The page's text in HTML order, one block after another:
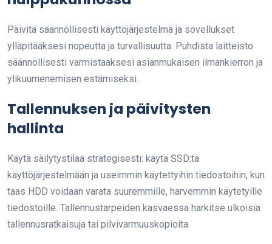
Päivitä säännöllisesti käyttöjärjestelmä ja sovellukset
ylläpitääksesi nopeutta ja turvallisuutta. Puhdista laitteisto
säännöllisesti varmistaaksesi asianmukaisen ilmankierron ja
ylikuumenemisen estämiseksi.
Tallennuksen ja päivitysten
hallinta
Käytä säilytystilaa strategisesti: käytä SSD:tä
käyttöjärjestelmään ja useimmin käytettyihin tiedostoihin, kun
taas HDD voidaan varata suuremmille, harvemmin käytetyille
tiedostoille. Tallennustarpeiden kasvaessa harkitse ulkoisia
tallennusratkaisuja tai pilvivarmuuskopioita.